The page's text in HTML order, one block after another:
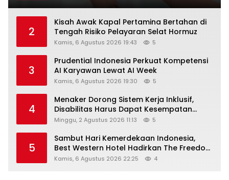
2
Kisah Awak Kapal Pertamina Bertahan di
Tengah Risiko Pelayaran Selat Hormuz
Kamis, 6 Agustus 2026 19:43 5
3
Prudential Indonesia Perkuat Kompetensi
AI Karyawan Lewat AI Week
Kamis, 6 Agustus 2026 19:30 5
4
Menaker Dorong Sistem Kerja Inklusif,
Disabilitas Harus Dapat Kesempatan
Setara
Minggu, 2 Agustus 2026 11:13 5
5
Sambut Hari Kemerdekaan Indonesia,
Best Western Hotel Hadirkan The Freedom
Stay Diskon Hingga 45%
Kamis, 6 Agustus 2026 22:25 4